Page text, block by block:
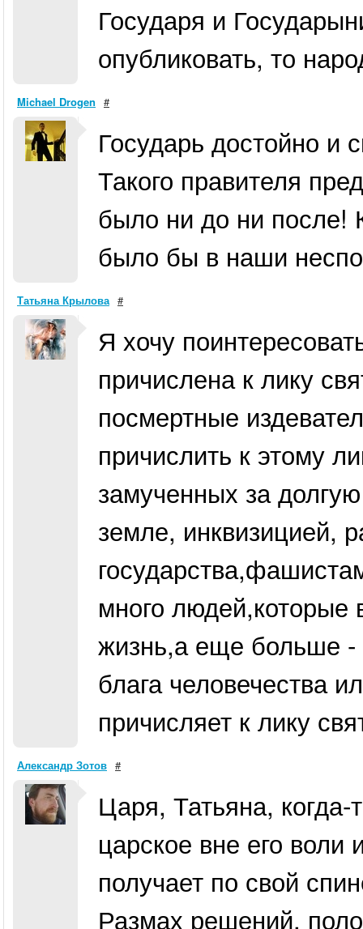
Государя и
опубликовать, то
Michael Drogen #
Государь достойно и
Такого правителя
было ни до ни после!
было бы в наши
Татьяна Крылова #
Я хочу
причислена к лику
посмертные
причислить к этому
замученных за
земле, инквизицией,
много людей,которые
жизнь,а еще больше -
блага человечества
причисляет к лику
Александр Зотов #
Царя, Татьяна,
царское вне его воли
получает по свой
Размах решений,